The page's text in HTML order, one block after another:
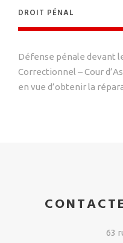
DROIT PÉNAL
Défense pénale devant
Correctionnel – Cour
en vue d’obtenir la
63